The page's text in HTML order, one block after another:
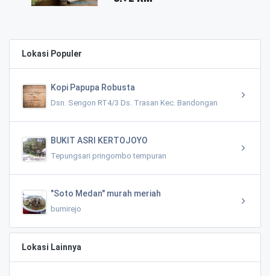
Lokasi Populer
Kopi Papupa Robusta
Dsn. Sengon RT4/3 Ds. Trasan Kec. Bandongan
BUKIT ASRI KERTOJOYO
Tepungsari pringombo tempuran
"Soto Medan" murah meriah
bumirejo
Lokasi Lainnya